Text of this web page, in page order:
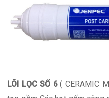
LÕI LỌC SỐ 6( CERAMIC